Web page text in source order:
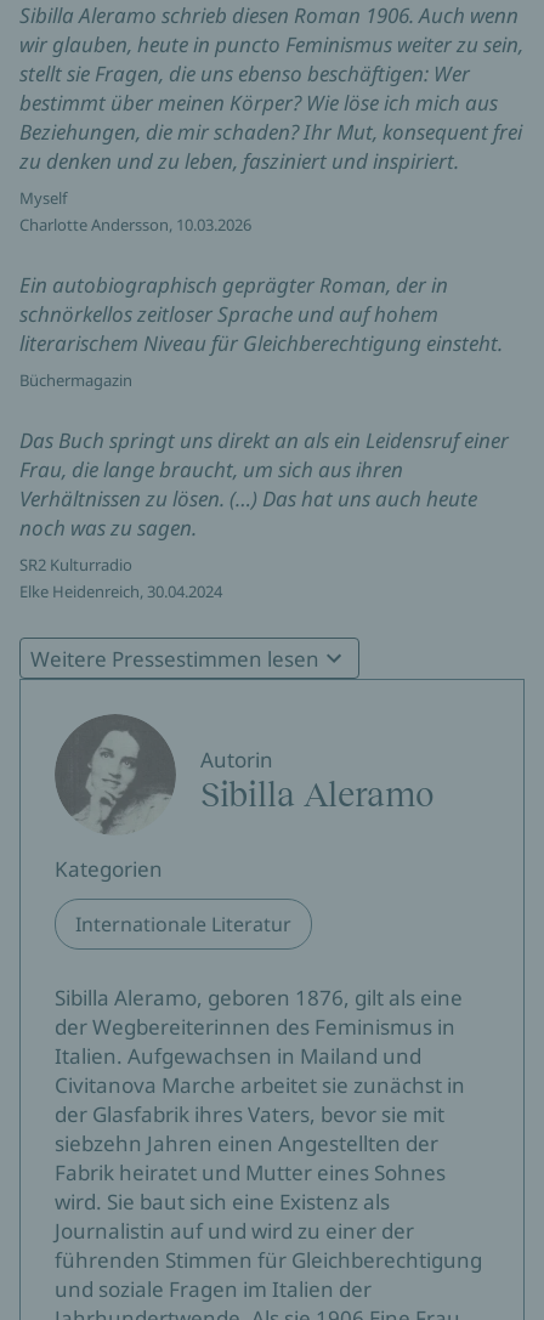
Sibilla Aleramo schrieb diesen Roman 1906. Auch wenn
wir glauben, heute in puncto Feminismus weiter zu sein,
stellt sie Fragen, die uns ebenso beschäftigen: Wer
bestimmt über meinen Körper? Wie löse ich mich aus
Beziehungen, die mir schaden? Ihr Mut, konsequent frei
zu denken und zu leben, fasziniert und inspiriert.
Myself
Charlotte Andersson, 10.03.2026
Ein autobiographisch geprägter Roman, der in
schnörkellos zeitloser Sprache und auf hohem
literarischem Niveau für Gleichberechtigung einsteht.
Büchermagazin
Das Buch springt uns direkt an als ein Leidensruf einer
Frau, die lange braucht, um sich aus ihren
Verhältnissen zu lösen. (…) Das hat uns auch heute
noch was zu sagen.
SR2 Kulturradio
Elke Heidenreich, 30.04.2024
‘Eine Frau‘ ist – gerade auch im Kontext zur zeitlichen
Entstehung gesehen – ein sensationelles, ein
schonungsloses und ein analytisch brillantes Buch, das
auch heute – 115 Jahre nach seinem Entstehen – den
Finger in Wunden legt.
Kulturbowle
Ein Meilenstein des italienischen Feminismus.
Emma
Karen Krüger, 27.08.2024
Ein erschütternder autobiografischer Einblick in die
Anfänge der italienischen Frauenemanzipation.
NZZ Bellevue
Stephanie Caminada, 30.06.2024
Es ist ein Buch, das einen in ungeahnt vielen Momenten
zum Erschaudern bringt. (…) Dieser wechselhafte
Kampf mit sich selbst, von sozialem Dünkel zum
sozialistischen Engagement, von falscher Romantik zur
gnadenlosen Selbstanalyse ihrer Gefühle, von
mütterlichen Instinkten zur schmerzhaften Befreiung,
Weitere Pressestimmen lesen
Autorin
Sibilla Aleramo
Kategorien
Internationale Literatur
Sibilla Aleramo, geboren 1876, gilt als eine
der Wegbereiterinnen des Feminismus in
Italien. Aufgewachsen in Mailand und
Civitanova Marche arbeitet sie zunächst in
der Glasfabrik ihres Vaters, bevor sie mit
siebzehn Jahren einen Angestellten der
Fabrik heiratet und Mutter eines Sohnes
wird. Sie baut sich eine Existenz als
Journalistin auf und wird zu einer der
führenden Stimmen für Gleichberechtigung
und soziale Fragen im Italien der